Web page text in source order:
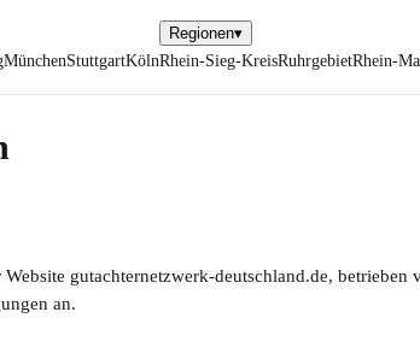
MünchenStuttgartKöln
Regionen▾
Rhein-Sieg-KreisRuhrgebietRhein-
gutachternetzwerk-deutschland.de,
an.